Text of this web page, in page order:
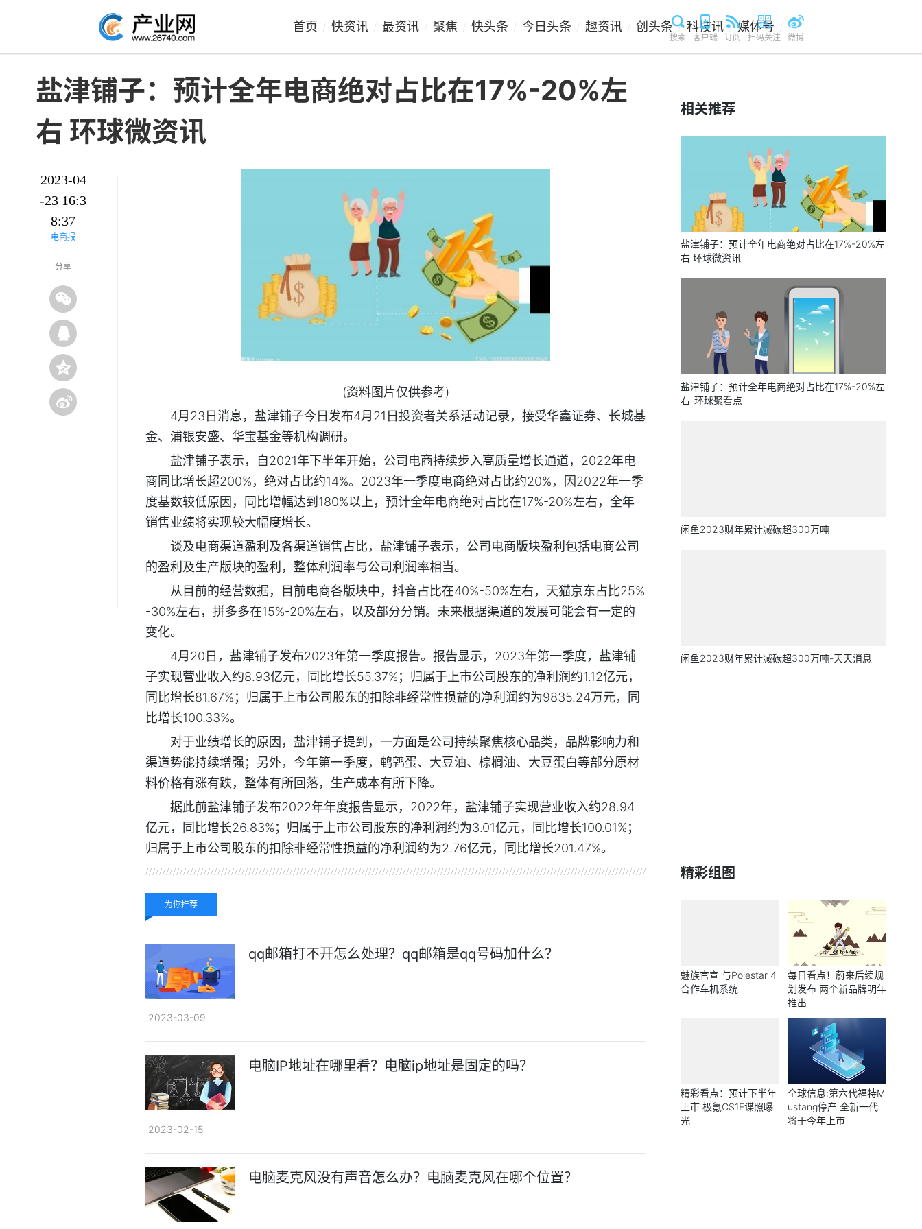
首页 快资讯 最资讯 聚焦 快头条 今日头条 趣资讯 创头条 / 科技讯 / 媒体号
搜索 客户端 订阅 扫码关注 微博
盐津铺子：预计全年电商绝对占比在17%-20%左
右 环球微资讯
2023-04
-23 16:3
8:37
电商报
分享
(资料图片仅供参考)
4月23日消息，盐津铺子今日发布4月21日投资者关系活动记录，接受华鑫证券、长城基
金、浦银安盛、华宝基金等机构调研。
盐津铺子表示，自2021年下半年开始，公司电商持续步入高质量增长通道，2022年电
商同比增长超200%，绝对占比约14%。2023年一季度电商绝对占比约20%，因2022年一季
度基数较低原因，同比增幅达到180%以上，预计全年电商绝对占比在17%-20%左右，全年
销售业绩将实现较大幅度增长。
谈及电商渠道盈利及各渠道销售占比，盐津铺子表示，公司电商版块盈利包括电商公司
的盈利及生产版块的盈利，整体利润率与公司利润率相当。
从目前的经营数据，目前电商各版块中，抖音占比在40%-50%左右，天猫京东占比25%
-30%左右，拼多多在15%-20%左右，以及部分分销。未来根据渠道的发展可能会有一定的
变化。
4月20日，盐津铺子发布2023年第一季度报告。报告显示，2023年第一季度，盐津铺
子实现营业收入约8.93亿元，同比增长55.37%；归属于上市公司股东的净利润约1.12亿元，
同比增长81.67%；归属于上市公司股东的扣除非经常性损益的净利润约为9835.24万元，同
比增长100.33%。
对于业绩增长的原因，盐津铺子提到，一方面是公司持续聚焦核心品类，品牌影响力和
渠道势能持续增强；另外，今年第一季度，鹌鹑蛋、大豆油、棕榈油、大豆蛋白等部分原材
料价格有涨有跌，整体有所回落，生产成本有所下降。
据此前盐津铺子发布2022年年度报告显示，2022年，盐津铺子实现营业收入约28.94
亿元，同比增长26.83%；归属于上市公司股东的净利润约为3.01亿元，同比增长100.01%；
归属于上市公司股东的扣除非经常性损益的净利润约为2.76亿元，同比增长201.47%。
为你推荐
qq邮箱打不开怎么处理？qq邮箱是qq号码加什么？
2023-03-09
电脑IP地址在哪里看？电脑ip地址是固定的吗？
2023-02-15
电脑麦克风没有声音怎么办？电脑麦克风在哪个位置？
相关推荐
盐津铺子：预计全年电商绝对占比在17%-20%左
右 环球微资讯
盐津铺子：预计全年电商绝对占比在17%-20%左
右-环球聚看点
闲鱼2023财年累计减碳超300万吨
闲鱼2023财年累计减碳超300万吨-天天消息
精彩组图
魅族官宣 与Polestar 4
合作车机系统
每日看点！蔚来后续规
划发布 两个新品牌明年
推出
精彩看点：预计下半年
上市 极氪CS1E谍照曝
光
全球信息:第六代福特M
ustang停产 全新一代
将于今年上市